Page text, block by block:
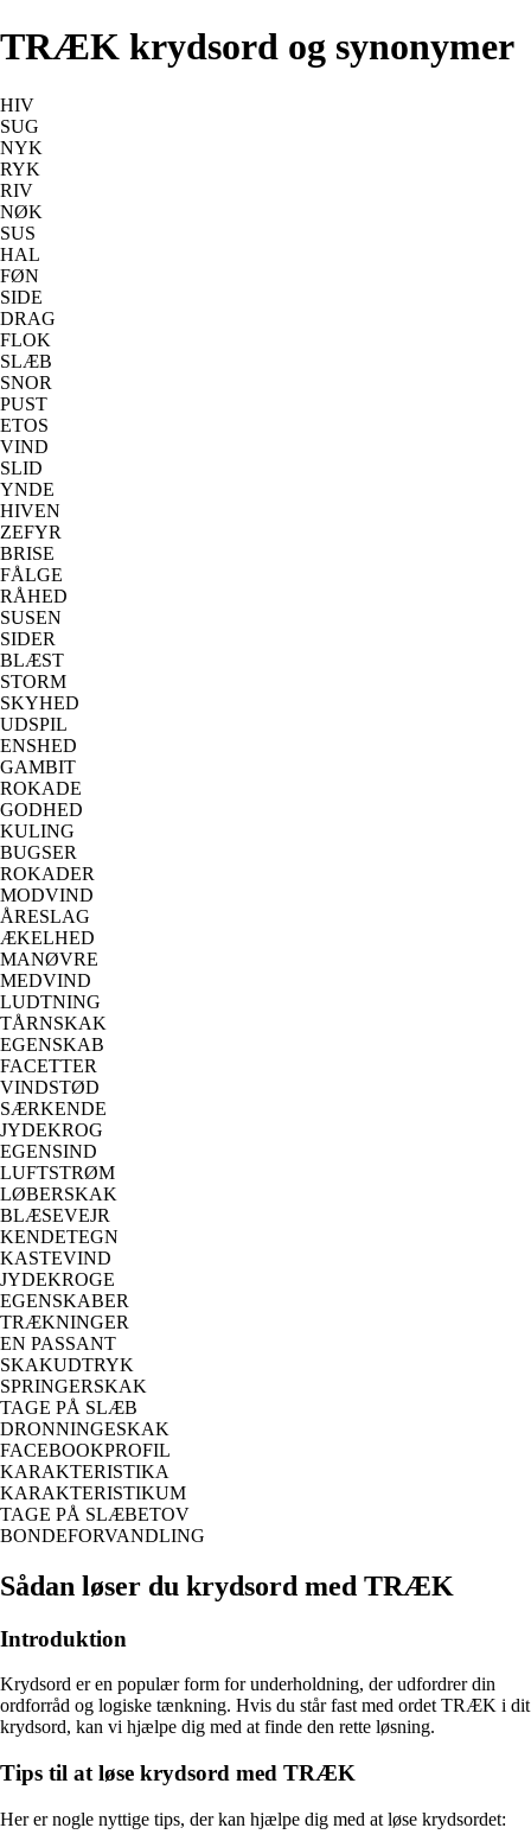
TRÆK krydsord og synonymer
HIV
SUG
NYK
RYK
RIV
NØK
SUS
HAL
FØN
SIDE
DRAG
FLOK
SLÆB
SNOR
PUST
ETOS
VIND
SLID
YNDE
HIVEN
ZEFYR
BRISE
FÅLGE
RÅHED
SUSEN
SIDER
BLÆST
STORM
SKYHED
UDSPIL
ENSHED
GAMBIT
ROKADE
GODHED
KULING
BUGSER
ROKADER
MODVIND
ÅRESLAG
ÆKELHED
MANØVRE
MEDVIND
LUDTNING
TÅRNSKAK
EGENSKAB
FACETTER
VINDSTØD
SÆRKENDE
JYDEKROG
EGENSIND
LUFTSTRØM
LØBERSKAK
BLÆSEVEJR
KENDETEGN
KASTEVIND
JYDEKROGE
EGENSKABER
TRÆKNINGER
EN PASSANT
SKAKUDTRYK
SPRINGERSKAK
TAGE PÅ SLÆB
DRONNINGESKAK
FACEBOOKPROFIL
KARAKTERISTIKA
KARAKTERISTIKUM
TAGE PÅ SLÆBETOV
BONDEFORVANDLING
Sådan løser du krydsord med TRÆK
Introduktion
Krydsord er en populær form for underholdning, der udfordrer din
ordforråd og logiske tænkning. Hvis du står fast med ordet TRÆK i dit
krydsord, kan vi hjælpe dig med at finde den rette løsning.
Tips til at løse krydsord med TRÆK
Her er nogle nyttige tips, der kan hjælpe dig med at løse krydsordet: